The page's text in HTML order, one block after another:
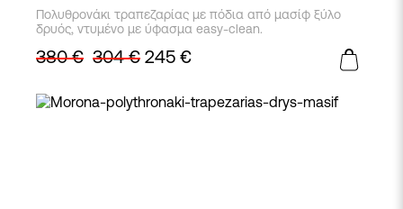
Πολυθρονάκι τραπεζαρίας με πόδια από μασίφ ξύλο
δρυός, ντυμένο με ύφασμα easy-clean.
380€ 304€ 245 €